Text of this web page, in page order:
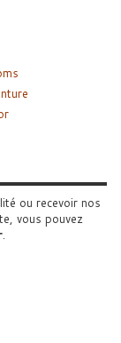
ou recevoir nos
vous pouvez
.